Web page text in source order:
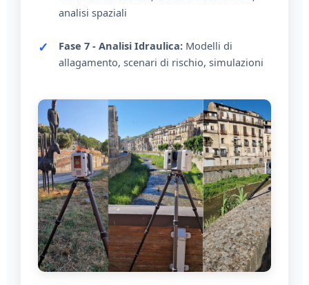
analisi spaziali
Fase 7 - Analisi Idraulica: Modelli di
allagamento, scenari di rischio, simulazioni